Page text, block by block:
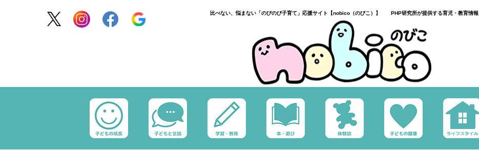
比べない、悩まない「のびのび子育て」応援サイト【nobico（のびこ）】 PHP研究所が提供する育児・教育情報